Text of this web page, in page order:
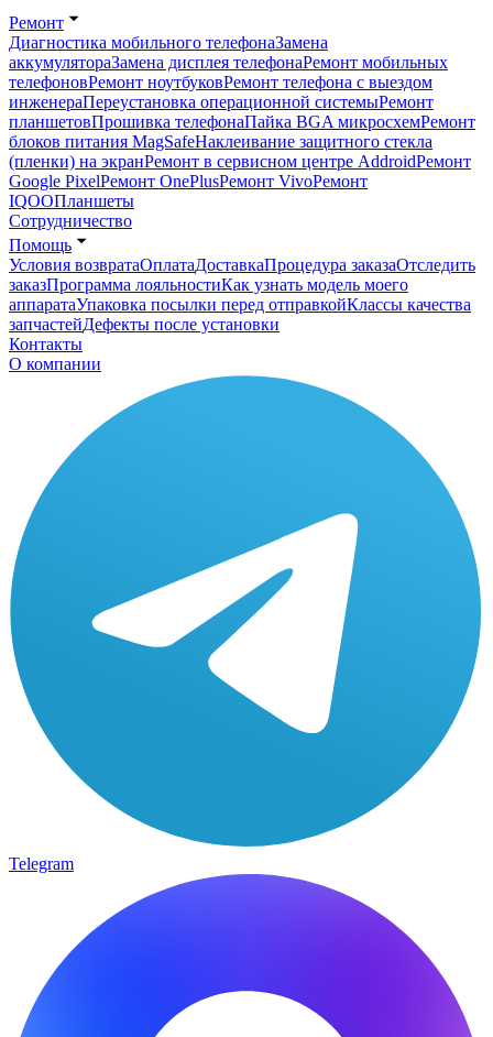
Ремонт
Диагностика мобильного телефонаЗамена
аккумулятораЗамена дисплея телефонаРемонт мобильных
телефоновРемонт ноутбуковРемонт телефона с выездом
инженераПереустановка операционной системыРемонт
планшетовПрошивка телефонаПайка BGA микросхемРемонт
блоков питания MagSafeНаклеивание защитного стекла
(пленки) на экранРемонт в сервисном центре AddroidРемонт
Google PixelРемонт OnePlusРемонт VivoРемонт
IQOOПланшеты
Сотрудничество
Помощь
Условия возвратаОплатаДоставкаПроцедура заказаОтследить
заказПрограмма лояльностиКак узнать модель моего
аппаратаУпаковка посылки перед отправкойКлассы качества
запчастейДефекты после установки
Контакты
О компании
Telegram